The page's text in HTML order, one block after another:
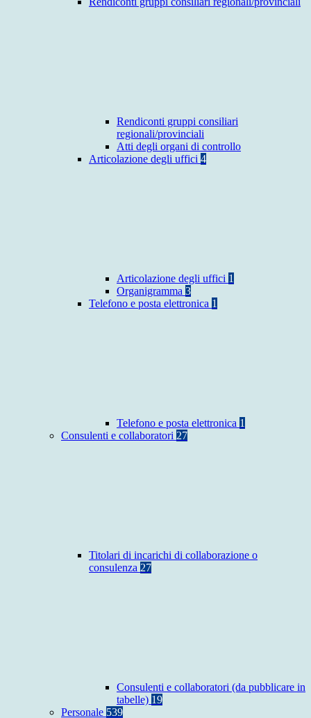
Rendiconti gruppi consiliari
regionali/provinciali
Atti degli organi di controllo
Articolazione degli uffici 4
Articolazione degli uffici 1
Organigramma 3
Telefono e posta elettronica 1
Telefono e posta elettronica 1
Consulenti e collaboratori 27
Titolari di incarichi di collaborazione o
consulenza 27
Consulenti e collaboratori (da pubblicare in
tabelle) 19
Personale 539